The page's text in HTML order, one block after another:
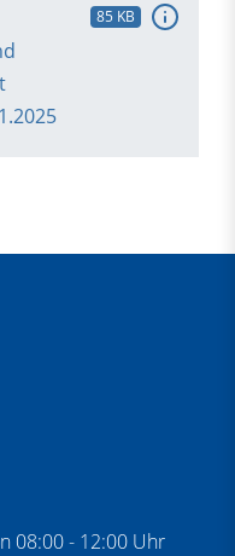
85 KB
08:00 - 12:00 Uhr